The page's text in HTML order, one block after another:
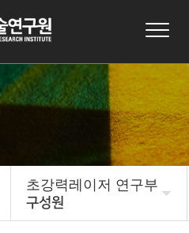
초강력레이저 연구부
구성원